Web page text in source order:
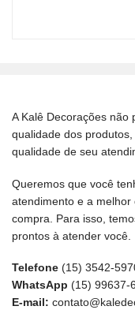
A Kalê Decorações não
qualidade dos
qualidade de seu
Queremos que você
atendimento e a melhor
compra. Para isso,
prontos à atender você.
Telefone (15) 3542-
WhatsApp (15) 99637-
E-mail: